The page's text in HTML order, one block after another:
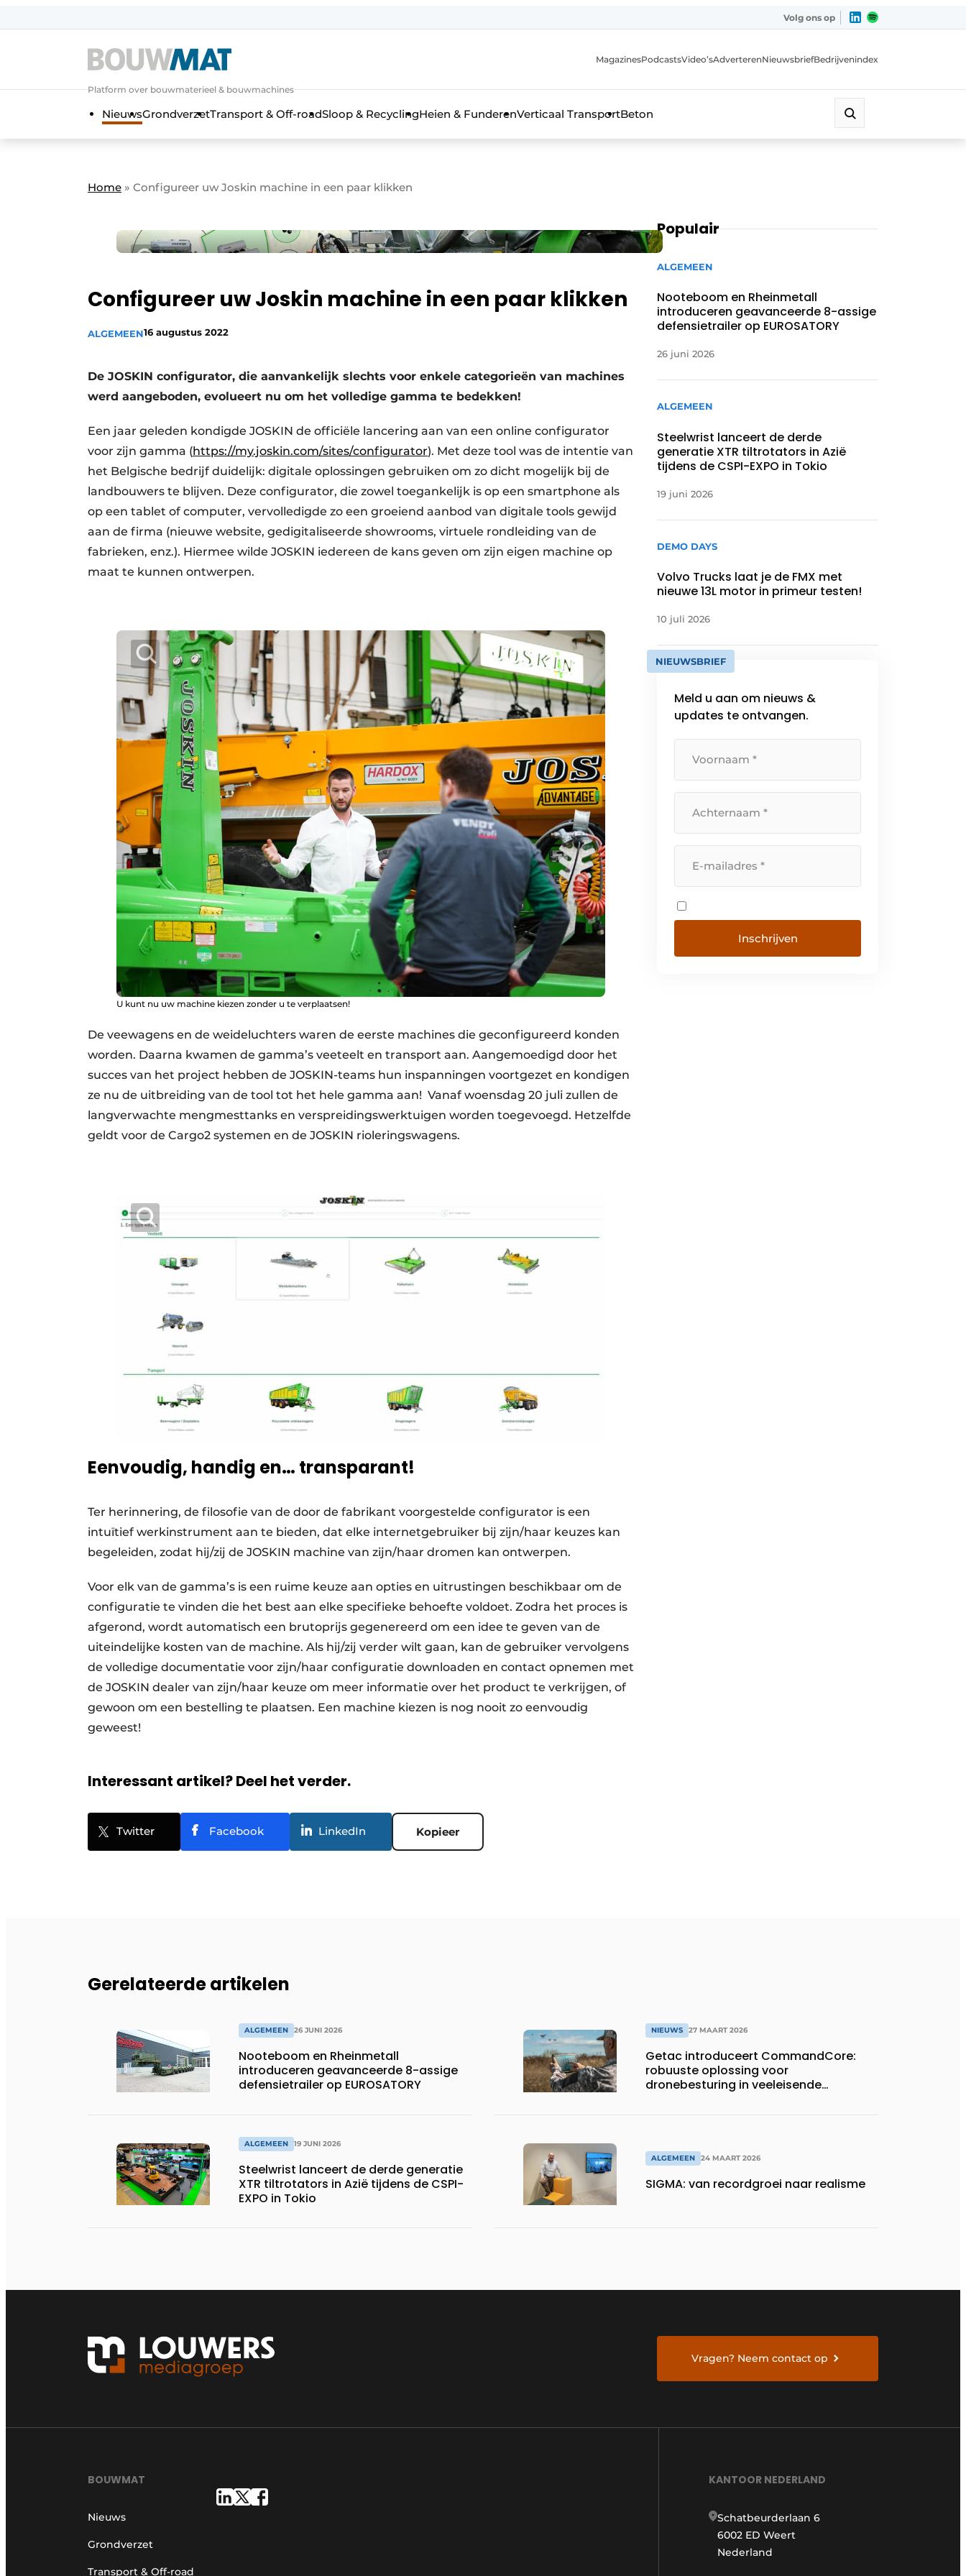
Algemene voorwaarden
BedrijvenAanmeldenAanmelden FR
Bedankt voor de aanmelding
Bedankt voor de aanmelding FR
Bedrijven
Bouwmat | Platform over bouwmaterieel & bouwmachines
Direct contact
Meest gelezen
Podcasts
Privacy / Cookie statement
Vacature aanmelden
Volg ons op
Platform over bouwmaterieel & bouwmachines
MagazinesPodcastsVideo’sAdverterenNieuwsbriefBedrijvenindex
NieuwsGrondverzetTransport & Off-roadSloop & RecyclingHeien & FunderenVerticaal TransportBeton
Home » Configureer uw Joskin machine in een paar klikken
Configureer uw Joskin machine in een paar klikken
ALGEMEEN16 augustus 2022
De JOSKIN configurator, die aanvankelijk slechts voor enkele categorieën van machines
werd aangeboden, evolueert nu om het volledige gamma te bedekken!
Een jaar geleden kondigde JOSKIN de officiële lancering aan van een online configurator
voor zijn gamma (https://my.joskin.com/sites/configurator). Met deze tool was de intentie van
het Belgische bedrijf duidelijk: digitale oplossingen gebruiken om zo dicht mogelijk bij de
landbouwers te blijven. Deze configurator, die zowel toegankelijk is op een smartphone als
op een tablet of computer, vervolledigde zo een groeiend aanbod van digitale tools gewijd
aan de firma (nieuwe website, gedigitaliseerde showrooms, virtuele rondleiding van de
fabrieken, enz.). Hiermee wilde JOSKIN iedereen de kans geven om zijn eigen machine op
maat te kunnen ontwerpen.
U kunt nu uw machine kiezen zonder u te verplaatsen!
De veewagens en de weideluchters waren de eerste machines die geconfigureerd konden
worden. Daarna kwamen de gamma’s veeteelt en transport aan. Aangemoedigd door het
succes van het project hebben de JOSKIN-teams hun inspanningen voortgezet en kondigen
ze nu de uitbreiding van de tool tot het hele gamma aan! Vanaf woensdag 20 juli zullen de
langverwachte mengmesttanks en verspreidingswerktuigen worden toegevoegd. Hetzelfde
geldt voor de Cargo2 systemen en de JOSKIN rioleringswagens.
Eenvoudig, handig en… transparant!
Ter herinnering, de filosofie van de door de fabrikant voorgestelde configurator is een
intuïtief werkinstrument aan te bieden, dat elke internetgebruiker bij zijn/haar keuzes kan
begeleiden, zodat hij/zij de JOSKIN machine van zijn/haar dromen kan ontwerpen.
Voor elk van de gamma’s is een ruime keuze aan opties en uitrustingen beschikbaar om de
configuratie te vinden die het best aan elke specifieke behoefte voldoet. Zodra het proces is
afgerond, wordt automatisch een brutoprijs gegenereerd om een idee te geven van de
uiteindelijke kosten van de machine. Als hij/zij verder wilt gaan, kan de gebruiker vervolgens
de volledige documentatie voor zijn/haar configuratie downloaden en contact opnemen met
de JOSKIN dealer van zijn/haar keuze om meer informatie over het product te verkrijgen, of
gewoon om een bestelling te plaatsen. Een machine kiezen is nog nooit zo eenvoudig
geweest!
Interessant artikel? Deel het verder.
Twitter Facebook LinkedIn Kopieer
Populair
ALGEMEEN
Nooteboom en Rheinmetall
introduceren geavanceerde 8-assige
defensietrailer op EUROSATORY
26 juni 2026
ALGEMEEN
Steelwrist lanceert de derde
generatie XTR tiltrotators in Azië
tijdens de CSPI-EXPO in Tokio
19 juni 2026
DEMO DAYS
Volvo Trucks laat je de FMX met
nieuwe 13L motor in primeur testen!
10 juli 2026
NIEUWSBRIEF
Meld u aan om nieuws &
updates te ontvangen.
Gerelateerde artikelen
ALGEMEEN 26 JUNI 2026
Nooteboom en Rheinmetall
introduceren geavanceerde 8-assige
defensietrailer op EUROSATORY
ALGEMEEN 19 JUNI 2026
Steelwrist lanceert de derde generatie
XTR tiltrotators in Azië tijdens de CSPI-
EXPO in Tokio
NIEUWS 27 MAART 2026
Getac introduceert CommandCore:
robuuste oplossing voor
dronebesturing in veeleisende
ALGEMEEN 24 MAART 2026
SIGMA: van recordgroei naar realisme
Vragen? Neem contact op
BOUWMAT
Nieuws
Grondverzet
Transport & Off-road
KANTOOR NEDERLAND
Schatbeurderlaan 6
6002 ED Weert
Nederland